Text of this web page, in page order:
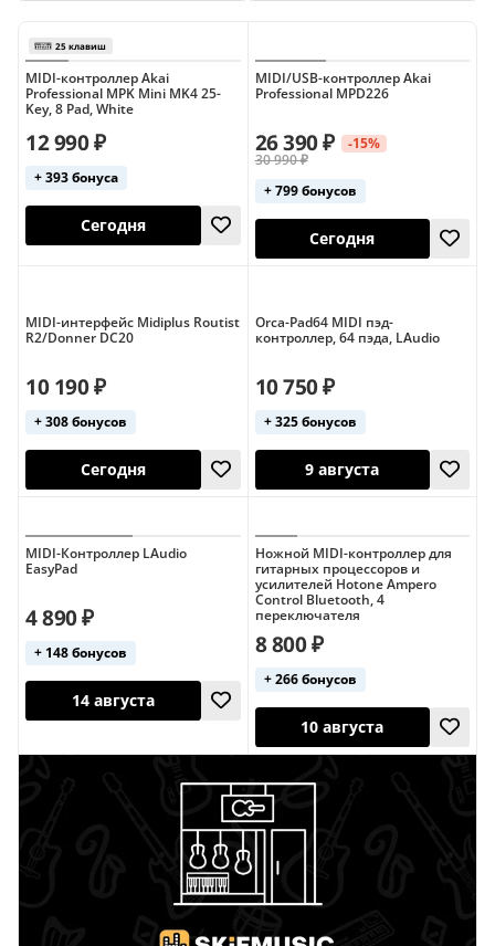
MIDI-контроллер Akai
Professional MPK Mini MK4 25-
Key, 8 Pad, White
12 990 ₽
+ 393 бонуса
MIDI/USB-контроллер Akai
Professional MPD226
26 390 ₽
-15%
30 990 ₽
+ 799 бонусов
Сегодня
MIDI-интерфейс Midiplus Routist
R2/Donner DC20
10 190 ₽
+ 308 бонусов
Orca-Pad64 MIDI пэд-
контроллер, 64 пэда, LAudio
10 750 ₽
+ 325 бонусов
9 августа
MIDI-Контроллер LAudio
EasyPad
4 890 ₽
+ 148 бонусов
Ножной MIDI-контроллер для
гитарных процессоров и
усилителей Hotone Ampero
Control Bluetooth, 4
переключателя
8 800 ₽
+ 266 бонусов